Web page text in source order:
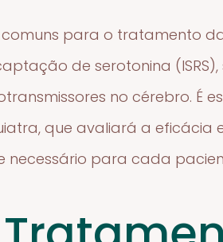
para o tratamento
de serotonina (ISRS),
no cérebro. É
que avaliará a eficácia
necessário para cada